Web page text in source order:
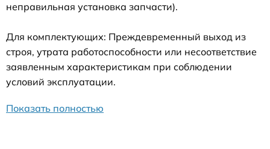
неправильная установка запчасти).
Для комплектующих: Преждевременный выход из
строя, утрата работоспособности или несоответствие
заявленным характеристикам при соблюдении
условий эксплуатации.
Показать полностью